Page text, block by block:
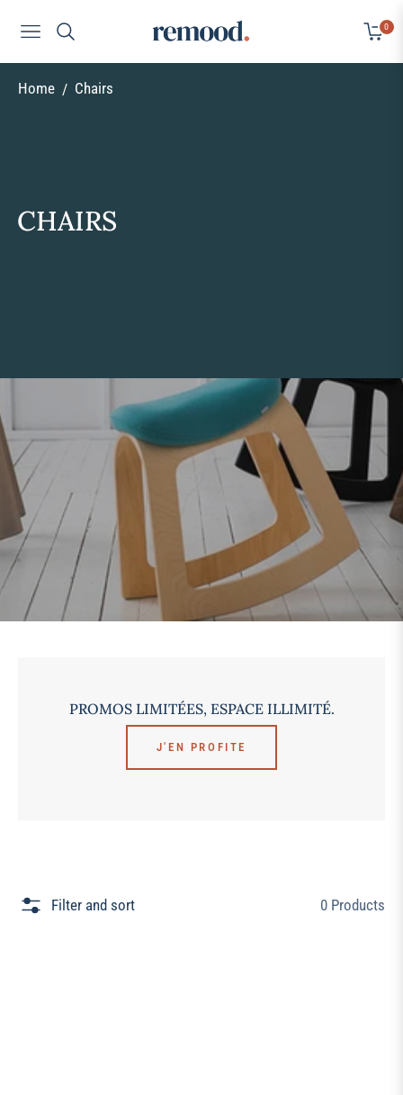
Navigation Cart
0
Home / Chairs
COLLECTION:
CHAIRS
PROMOS LIMITÉES, ESPACE ILLIMITÉ.
J'EN PROFITE
Filter and sort 0 Products